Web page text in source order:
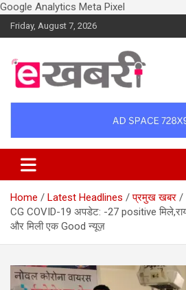
Google Analytics Meta Pixel
Skip
to
Friday, August 7, 2026
Ekhabri.com
Home Latest Headlines
प्रमुख खबर
CG COVID-19 अपडेट: -27 positive
और मिली एक Good न्यूज़